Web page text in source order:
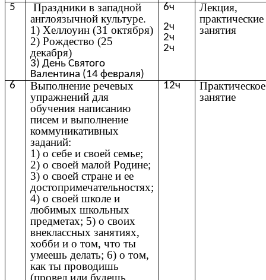
5
Праздники в западной
англоязычной культуре.
1) Хеллоуин (31 октября)
2) Рождество (25
декабря)
3) День Святого
Валентина (14 февраля)
6ч
2ч
2ч
2ч
Лекция,
практические
занятия
6
Выполнение речевых
упражнений для
обучения написанию
писем и выполнение
коммуникативных
заданий:
1) о себе и своей семье;
2) о своей малой Родине;
3) о своей стране и ее
достопримечательностях;
4) о своей школе и
любимых школьных
предметах; 5) о своих
внеклассных занятиях,
хобби и о том, что ты
умеешь делать; 6) о том,
как ты проводишь
(провел или будешь
12ч
Практическое
занятие